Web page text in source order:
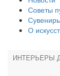
Советы
О
ИНТЕРЬЕРЫ